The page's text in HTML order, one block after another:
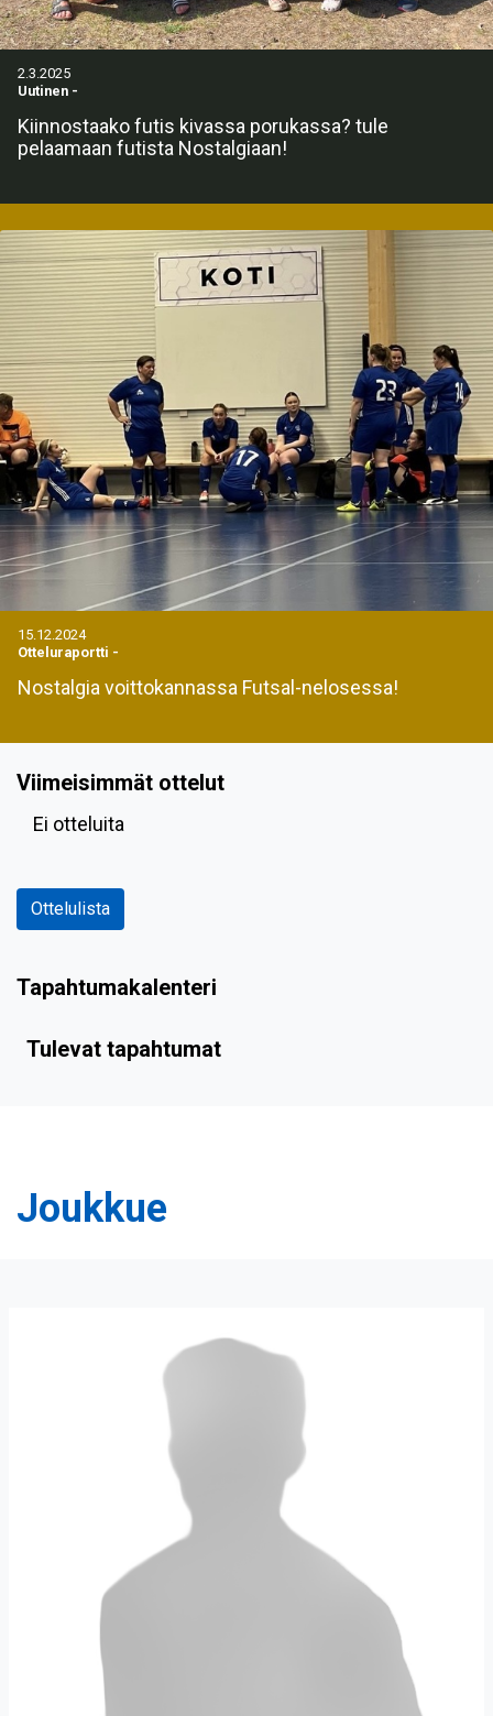
2.3.2025
Uutinen -
Kiinnostaako futis kivassa porukassa? tule
pelaamaan futista Nostalgiaan!
15.12.2024
Otteluraportti -
Nostalgia voittokannassa Futsal-nelosessa!
Viimeisimmät ottelut
Ei otteluita
Ottelulista
Tapahtumakalenteri
Tulevat tapahtumat
Joukkue